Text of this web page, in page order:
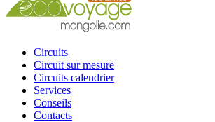
Circuits
Circuit sur mesure
Circuits calendrier
Services
Conseils
Contacts